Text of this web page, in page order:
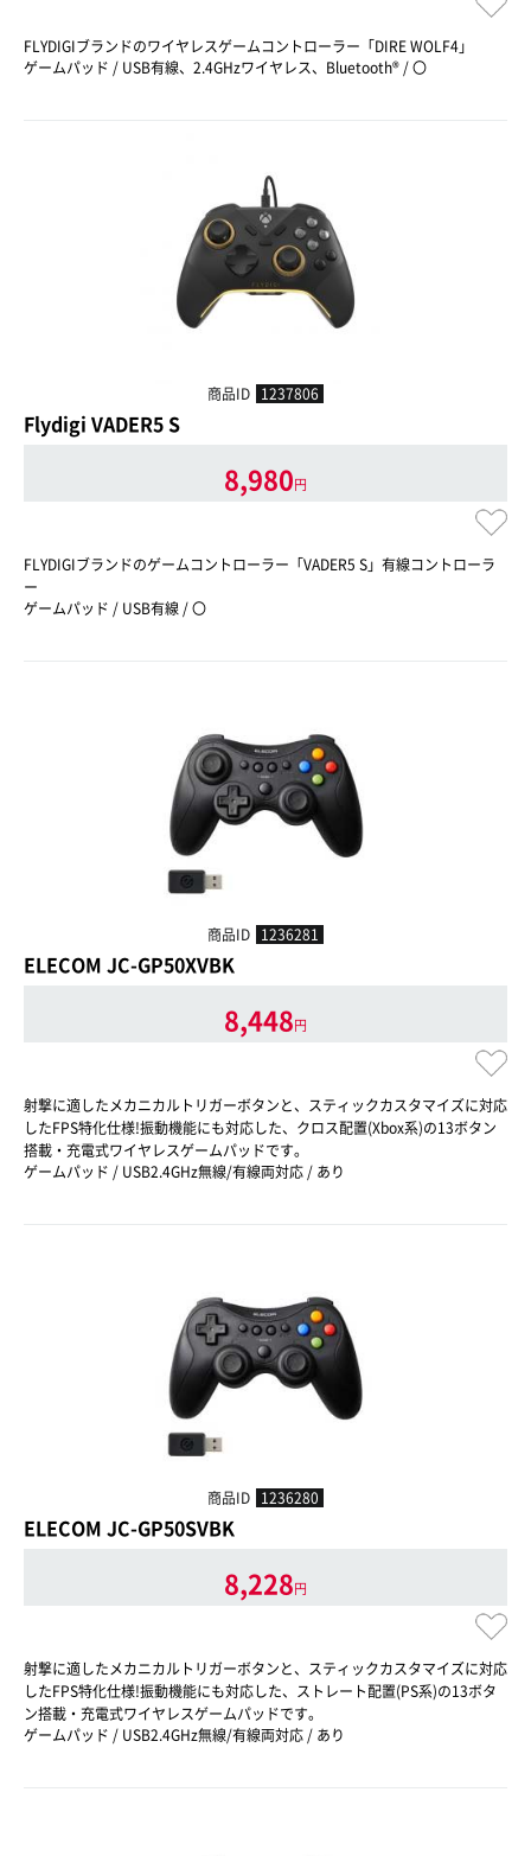
FLYDIGIブランドのワイヤレスゲームコントローラー「DIRE WOLF4」
ゲームパッド / USB有線、2.4GHzワイヤレス、Bluetooth® / 〇
商品ID 1237806
Flydigi VADER5 S
8,980円
FLYDIGIブランドのゲームコントローラー「VADER5 S」有線コントローラ
ー
ゲームパッド / USB有線 / 〇
商品ID 1236281
ELECOM JC-GP50XVBK
8,448円
射撃に適したメカニカルトリガーボタンと、スティックカスタマイズに対応
したFPS特化仕様!振動機能にも対応した、クロス配置(Xbox系)の13ボタン
搭載・充電式ワイヤレスゲームパッドです。
ゲームパッド / USB2.4GHz無線/有線両対応 / あり
商品ID 1236280
ELECOM JC-GP50SVBK
8,228円
射撃に適したメカニカルトリガーボタンと、スティックカスタマイズに対応
したFPS特化仕様!振動機能にも対応した、ストレート配置(PS系)の13ボタ
ン搭載・充電式ワイヤレスゲームパッドです。
ゲームパッド / USB2.4GHz無線/有線両対応 / あり